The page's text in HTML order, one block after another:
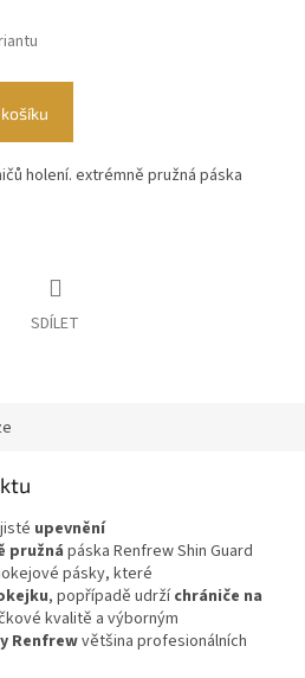
holení. extrémně pružná páska
SDÍLET
upevnění
pružnápáska Renfrew Shin Guard
pásky, které
, popřípadě udržíchrániče na
kvalitě a výborným
Renfrewvětšina profesionálních